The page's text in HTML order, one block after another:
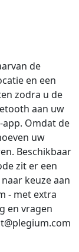
de
en een
zodra u de
aan uw
Omdat de
uw
Beschikbaar
zit er een
keuze aan
- met extra
en vragen